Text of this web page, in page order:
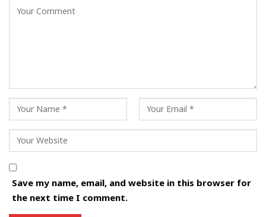
Save my name, email, and website in this browser for
the next time I comment.